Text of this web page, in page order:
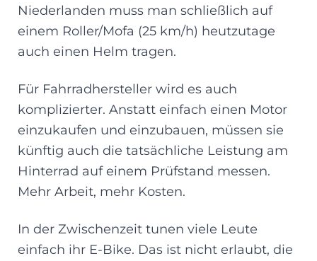
Niederlanden muss man schließlich auf
einem Roller/Mofa (25 km/h) heutzutage
auch einen Helm tragen.
Für Fahrradhersteller wird es auch
komplizierter. Anstatt einfach einen Motor
einzukaufen und einzubauen, müssen sie
künftig auch die tatsächliche Leistung am
Hinterrad auf einem Prüfstand messen.
Mehr Arbeit, mehr Kosten.
In der Zwischenzeit tunen viele Leute
einfach ihr E-Bike. Das ist nicht erlaubt, die